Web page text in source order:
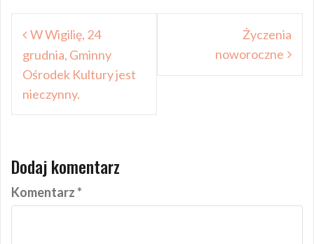
Nawigacja
wpisu
W Wigilię, 24
grudnia, Gminny
Ośrodek Kultury jest
nieczynny.
Życzenia
noworoczne
Dodaj komentarz
Komentarz*